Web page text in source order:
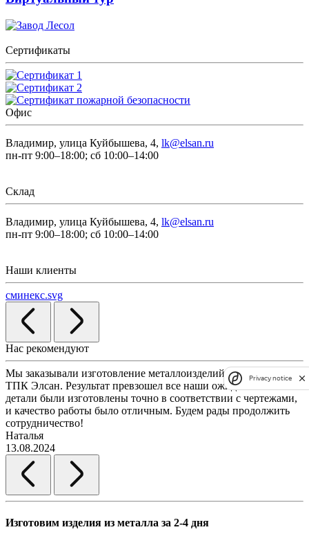
Сертификаты
Офис
Владимир, улица Куйбышева, 4, lk@elsan.ru
пн-пт 9:00–18:00; сб 10:00–14:00
Склад
Владимир, улица Куйбышева, 4, lk@elsan.ru
пн-пт 9:00–18:00; сб 10:00–14:00
Наши клиенты
сминекс.svg
Нас рекомендуют
Мы заказывали изготовление металлоизделий по чертежам у
ТПК Элсан. Результат превзошел все наши ожидания. Все
детали были изготовлены точно в соответствии с чертежами,
и качество работы было отличным. Будем рады продолжить
сотрудничество!
Наталья
13.08.2024
Изготовим изделия из металла за 2-4 дня
Privacy notice